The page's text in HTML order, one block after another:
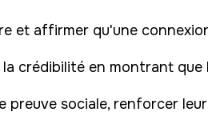
et affirmer qu'une
crédibilité en montrant
preuve sociale, renforcer